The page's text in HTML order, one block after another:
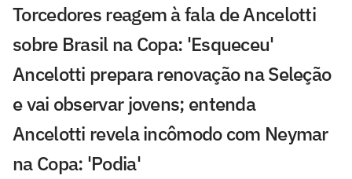
Torcedores reagem à fala de Ancelotti
sobre Brasil na Copa: 'Esqueceu'
Ancelotti prepara renovação na Seleção
e vai observar jovens; entenda
Ancelotti revela incômodo com Neymar
na Copa: 'Podia'